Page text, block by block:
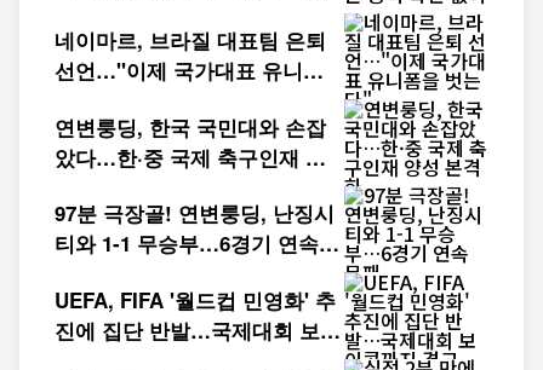
네이마르, 브라질 대표팀 은퇴
선언…"이제 국가대표 유니폼
연변룽딩, 한국 국민대와 손잡
았다…한·중 국제 축구인재 양
97분 극장골! 연변룽딩, 난징시
티와 1-1 무승부…6경기 연속
UEFA, FIFA '월드컵 민영화' 추
진에 집단 반발…국제대회 보이